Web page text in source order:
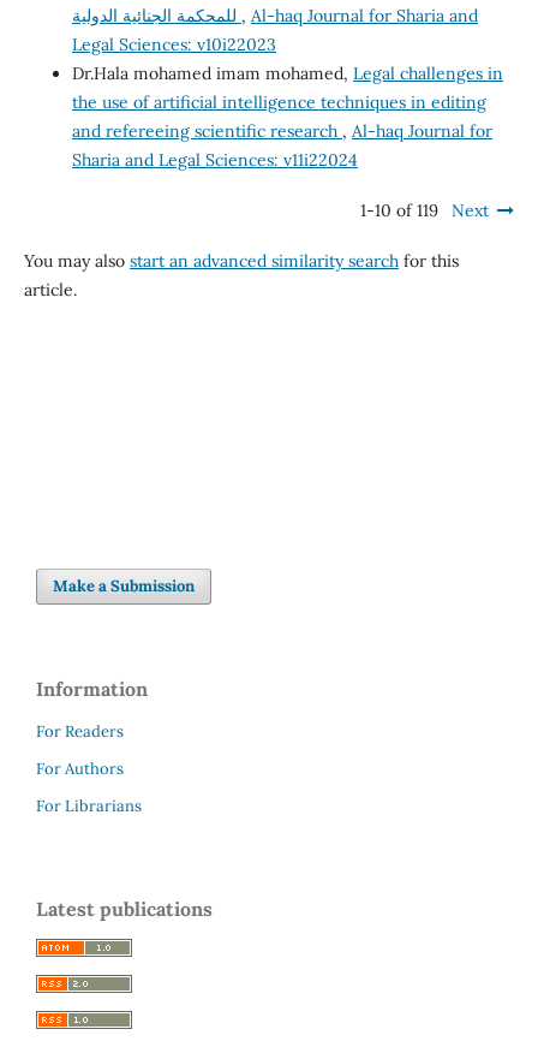
, Al-haq Journal for Sharia and
Legal Sciences: v10i22023
Dr.Hala mohamed imam mohamed, Legal challenges in
the use of artificial intelligence techniques in editing
and refereeing scientific research , Al-haq Journal for
Sharia and Legal Sciences: v11i22024
1-10 of 119 Next
You may also start an advanced similarity searchfor this
article.
Make a Submission
Information
For Readers
For Authors
For Librarians
Latest publications